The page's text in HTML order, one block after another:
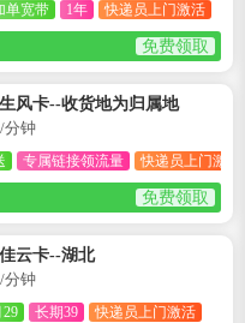
单宽带 1年 快递员上门激活
免费领取
风卡--收货地为归属地
分钟
专属链接领流量 快递员上门激活
免费领取
云卡--湖北
分钟
29 长期39 快递员上门激活